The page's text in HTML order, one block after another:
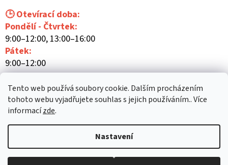
Tento web používá soubory cookie. Dalším procházením
tohoto webu vyjadřujete souhlas s jejich používáním.. Více
informacízde.
Nastavení
🕒 Otevírací doba:
Pondělí - Čtvrtek:
9:00–12:00, 13:00–16:00
Pátek:
9:00–12:00
Copyright 2026Optipartner. Všechna práva vyhrazena.Upravit